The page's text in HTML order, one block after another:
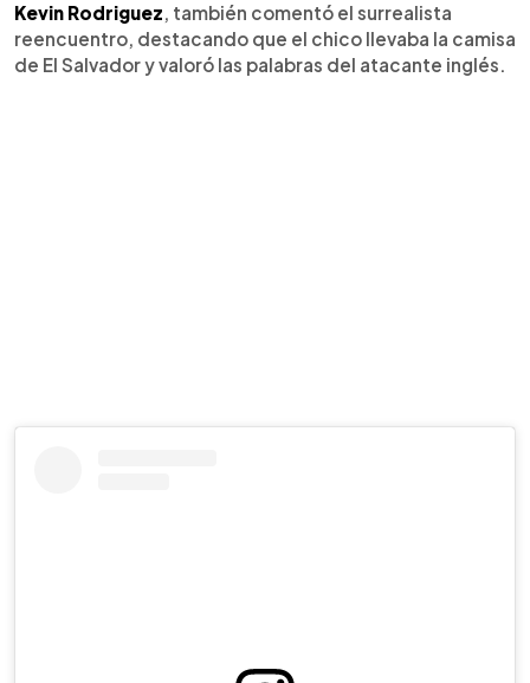
Kevin Rodriguez, también comentó el surrealista
reencuentro, destacando que el chico llevaba la camisa
de El Salvador y valoró las palabras del atacante inglés.